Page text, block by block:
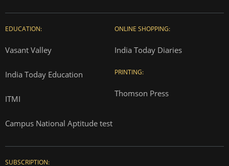
EDUCATION:
Vasant Valley
India Today Education
ITMI
Campus National Aptitude test
ONLINE SHOPPING:
India Today Diaries
PRINTING:
Thomson Press
SUBSCRIPTION: